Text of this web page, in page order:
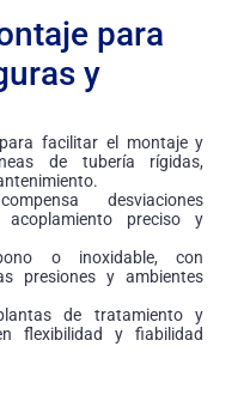
para
y
facilitar el montaje y
de tubería rígidas,
desviaciones
acoplamiento preciso y
o inoxidable, con
presiones y ambientes
de tratamiento y
flexibilidad y fiabilidad